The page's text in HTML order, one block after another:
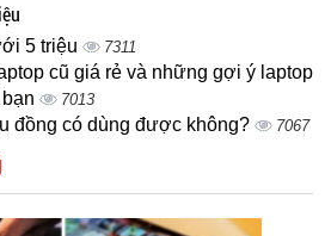
5 triệu 7311
cũ giá rẻ và những gợi ý laptop
7013
đồng có dùng được không? 7067